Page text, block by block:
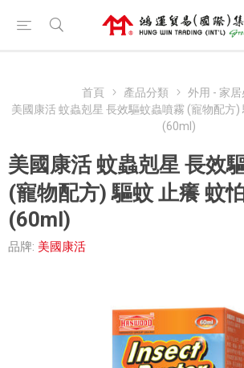
首頁 產品分類
外用 - 家居
美國康活 蚊蟲剋星 長效驅蚊蟲噴霧 (寵物配方)
(60ml)
美國康活 蚊蟲剋星 長效
(寵物配方) 驅蚊 止癢 蚊
(60ml)
品牌: 美國康活